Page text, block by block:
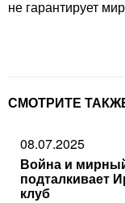
не гарантирует
СМОТРИТЕ
08.07.2025
Война и
подталкивает
клуб